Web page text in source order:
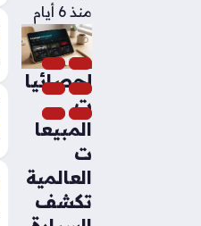
منذ 6 أيام
إحصائيا
ت
المبيعا
ت
العالمية
تكشف